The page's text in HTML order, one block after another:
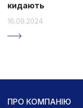
кидають
16.09.2024
ПРО КОМПАНІЮ